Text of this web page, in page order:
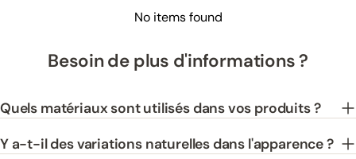
No items found
Besoin de plus d'informations ?
Quels matériaux sont utilisés dans vos produits ?
Y a-t-il des variations naturelles dans l'apparence ?